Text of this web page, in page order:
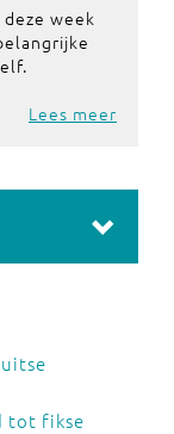
week
Lees meer
tot fikse